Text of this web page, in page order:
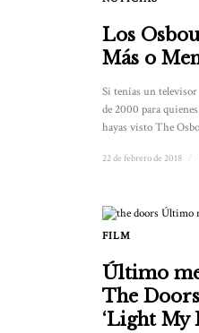
Los
Más o
Si tenías un televisor
de 2000 para quienes
hayas visto The
22 de febrero de 2018
FILM
Último
The
‘Light My